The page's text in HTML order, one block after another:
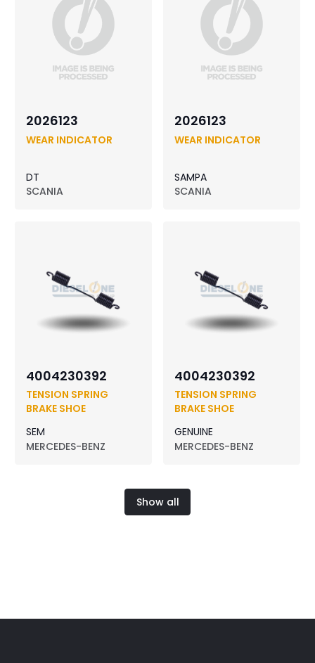
2026123
WEAR INDICATOR
DT
SCANIA
2026123
WEAR INDICATOR
SAMPA
SCANIA
4004230392
TENSION SPRING
BRAKE SHOE
SEM
MERCEDES-BENZ
4004230392
TENSION SPRING
BRAKE SHOE
GENUINE
MERCEDES-BENZ
Show all